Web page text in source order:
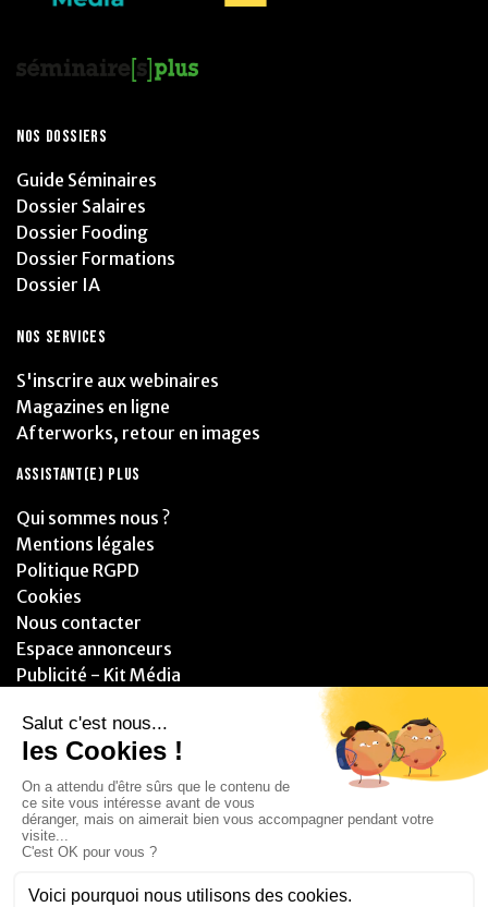
NOS DOSSIERS
Guide Séminaires
Dossier Salaires
Dossier Fooding
Dossier Formations
Dossier IA
NOS SERVICES
S'inscrire aux webinaires
Magazines en ligne
Afterworks, retour en images
ASSISTANT(E) PLUS
Qui sommes nous ?
Mentions légales
Politique RGPD
Cookies
Nous contacter
Espace annonceurs
Publicité - Kit Média
PARTENAIRES